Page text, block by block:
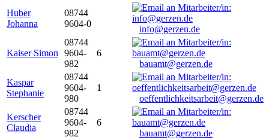
Huber
Johanna
08744
9604-0
info@gerzen.de
Kaiser Simon
08744
9604-
982
6
bauamt@gerzen.de
Kaspar
Stephanie
08744
9604-
980
1
oeffentlichkeitsarbeit@gerzen.de
Kerscher
Claudia
08744
9604-
982
6
bauamt@gerzen.de